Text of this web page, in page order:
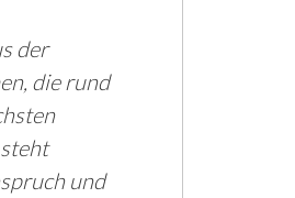
der
die rund
und